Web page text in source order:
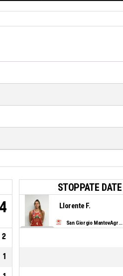
4
2
1
STOPPATE DATE
San Giorgio MantovAgricoltura
Llorente F.